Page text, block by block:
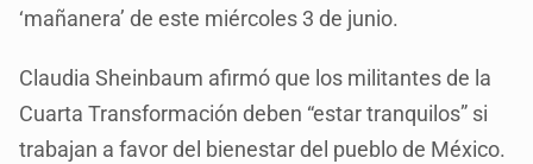
‘mañanera’ de este miércoles 3 de junio.
Claudia Sheinbaum afirmó que los militantes de la
Cuarta Transformación deben “estar tranquilos” si
trabajan a favor del bienestar del pueblo de México.